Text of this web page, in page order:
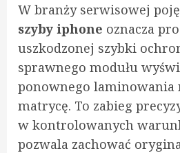
W branży serwisowej
szyby iphone oznacza
uszkodzonej szybki
sprawnego modułu
ponownego laminowania
matrycę. To zabieg
w kontrolowanych
pozwala zachować